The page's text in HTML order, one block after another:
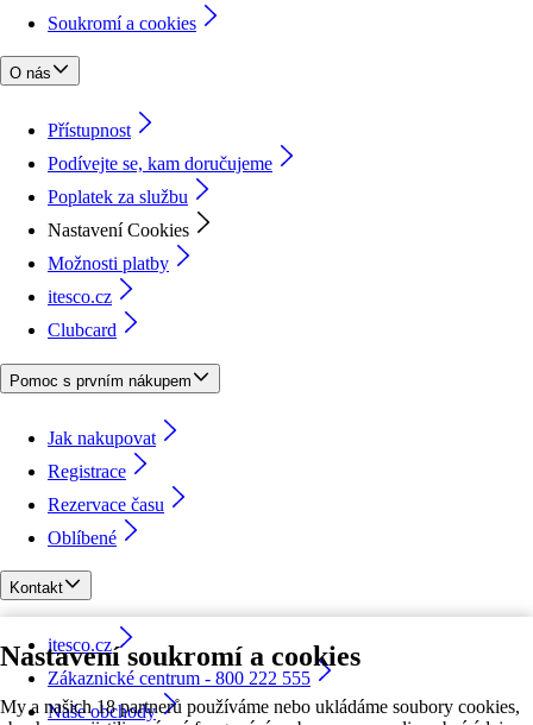
Nastavení soukromí a cookies
My a našich 18 partnerů používáme nebo ukládáme soubory cookies,
Soukromí a cookies
O nás
Přístupnost
Podívejte se, kam doručujeme
Poplatek za službu
Nastavení Cookies
Možnosti platby
itesco.cz
Clubcard
Pomoc s prvním nákupem
Jak nakupovat
Registrace
Rezervace času
Oblíbené
Kontakt
itesco.cz
Zákaznické centrum - 800 222 555
Naše obchody